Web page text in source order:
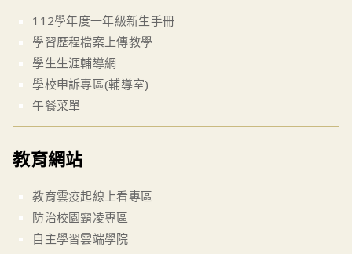
112學年度一年級新生手冊
學習歷程檔案上傳教學
學生生涯輔導網
學校申訴專區(輔導室)
午餐菜單
教育網站
教育雲疫起線上看專區
防治校園霸凌專區
自主學習雲端學院